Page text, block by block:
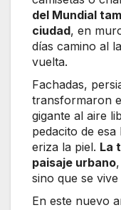
del Mundial
ciudad, en
días camino al
vuelta.
Fachadas,
transformaron
gigante al aire
pedacito de
eriza la piel. La
paisaje urbano
sino que se
En este nuevo